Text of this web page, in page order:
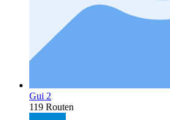
Gui 2
119 Routen